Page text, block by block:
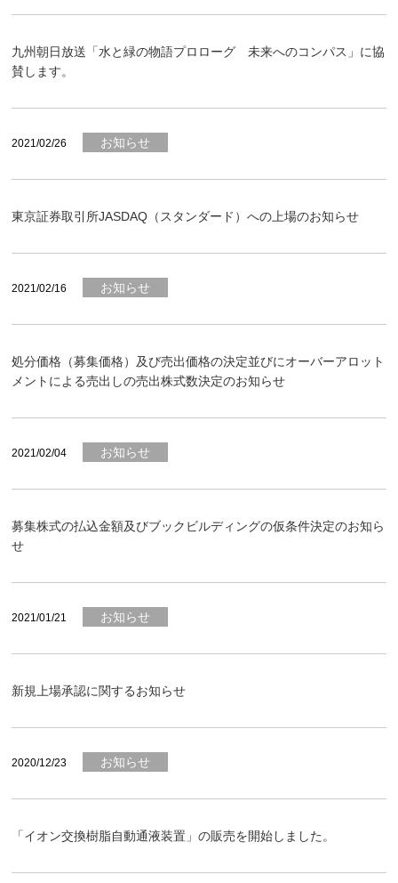
九州朝日放送「水と緑の物語プロローグ 未来へのコンパス」に協
賛します。
2021/02/26 お知らせ
東京証券取引所JASDAQ（スタンダード）への上場のお知らせ
2021/02/16 お知らせ
処分価格（募集価格）及び売出価格の決定並びにオーバーアロット
メントによる売出しの売出株式数決定のお知らせ
2021/02/04 お知らせ
募集株式の払込金額及びブックビルディングの仮条件決定のお知ら
せ
2021/01/21 お知らせ
新規上場承認に関するお知らせ
2020/12/23 お知らせ
「イオン交換樹脂自動通液装置」の販売を開始しました。